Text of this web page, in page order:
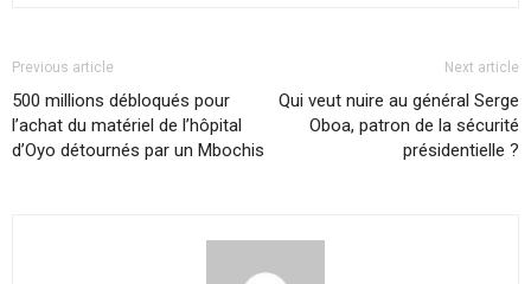
Previous article
500 millions débloqués pour
l’achat du matériel de l’hôpital
d’Oyo détournés par un Mbochis
Next article
Qui veut nuire au général Serge
Oboa, patron de la sécurité
présidentielle ?